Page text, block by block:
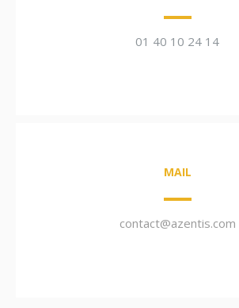
01 40 10 24 14
MAIL
contact@azentis.com